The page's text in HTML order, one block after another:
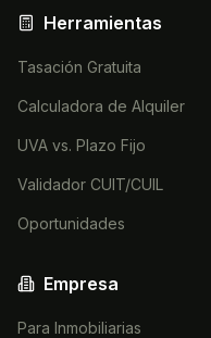
Herramientas
Tasación Gratuita
Calculadora de Alquiler
UVA vs. Plazo Fijo
Validador CUIT/CUIL
Oportunidades
Empresa
Para Inmobiliarias